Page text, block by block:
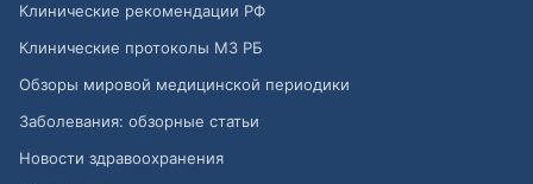
Клинические рекомендации РФ
Клинические протоколы МЗ РБ
Обзоры мировой медицинской периодики
Заболевания: обзорные статьи
Новости здравоохранения